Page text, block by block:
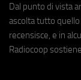
Dal punto di vista
ascolta tutto quello
recensisce, e in
Radiocoop